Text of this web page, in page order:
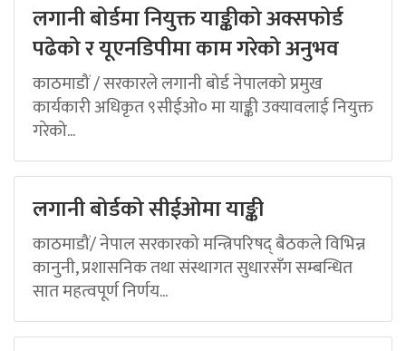
लगानी बोर्डमा नियुक्त याङ्कीको अक्सफोर्ड
पढेको र यूएनडिपीमा काम गरेको अनुभव
काठमाडौं / सरकारले लगानी बोर्ड नेपालको प्रमुख
कार्यकारी अधिकृत ९सीईओ० मा याङ्की उक्यावलाई नियुक्त
गरेको...
लगानी बोर्डको सीईओमा याङ्की
काठमाडौं/ नेपाल सरकारको मन्त्रिपरिषद् बैठकले विभिन्न
कानुनी, प्रशासनिक तथा संस्थागत सुधारसँग सम्बन्धित
सात महत्वपूर्ण निर्णय...